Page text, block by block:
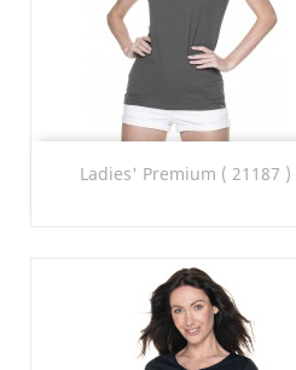
Ladies' Premium ( 21187 )